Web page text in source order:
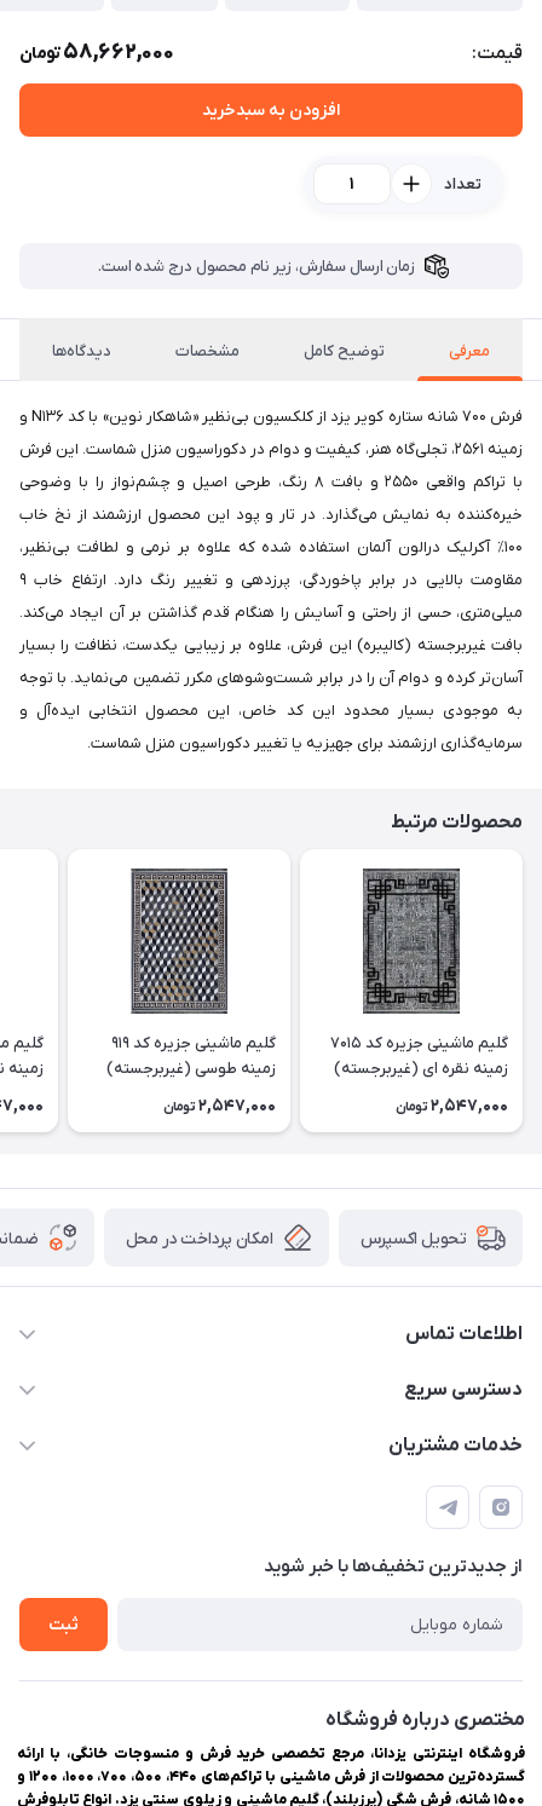
قیمت: 58,662,000تومان
افزودن به سبدخرید
تعداد
زمان ارسال سفارش، زیر نام محصول درج شده است.
معرفی توضیح کامل مشخصات دیدگاه‌ها
فرش 700 شانه ستاره کویر یزد از کلکسیون بی‌نظیر «شاهکار نوین» با کد N136 و
زمینه 2561، تجلی‌گاه هنر، کیفیت و دوام در دکوراسیون منزل شماست. این فرش
با تراکم واقعی 2550 و بافت 8 رنگ، طرحی اصیل و چشم‌نواز را با وضوحی
خیره‌کننده به نمایش می‌گذارد. در تار و پود این محصول ارزشمند از نخ خاب
100٪ آکرلیک درالون آلمان استفاده شده که علاوه بر نرمی و لطافت بی‌نظیر،
مقاومت بالایی در برابر پاخوردگی، پرزدهی و تغییر رنگ دارد. ارتفاع خاب 9
میلی‌متری، حسی از راحتی و آسایش را هنگام قدم گذاشتن بر آن ایجاد می‌کند.
بافت غیربرجسته (کالیبره) این فرش، علاوه بر زیبایی یکدست، نظافت را بسیار
آسان‌تر کرده و دوام آن را در برابر شست‌وشوهای مکرر تضمین می‌نماید. با توجه
به موجودی بسیار محدود این کد خاص، این محصول انتخابی ایده‌آل و
سرمایه‌گذاری ارزشمند برای جهیزیه یا تغییر دکوراسیون منزل شماست.
محصولات مرتبط
گلیم ماشینی جزیره کد 7015
زمینه نقره ای (غیربرجسته)
2,547,000 تومان
گلیم ماشینی جزیره کد 919
زمینه طوسی (غیربرجسته)
2,547,000 تومان
زمینه
تحویل اکسپرس امکان پرداخت در محل
اطلاعات تماس
03538252575
اینترنتی یزدانا
دسترسی سریع
حساب کاربری
لیست محصولات
درباره ما
خدمات مشتریان
راهنمای ثبت سفارش
حریم خصوصی
سوالات متداول
از جدید‌ترین تخفیف‌ها با‌ خبر شوید
ثبت
مختصری درباره فروشگاه
فروشگاه اینترنتی یزدانا، مرجع تخصصی خرید فرش و منسوجات خانگی، با ارائه
گسترده‌ترین محصولات از فرش ماشینی با تراکم‌های ۴۴۰، ۵۰۰، ۷۰۰، ۱۰۰۰، ۱۲۰۰ و
۱۵۰۰ شانه، فرش شگی (پرزبلند)، گلیم ماشینی و زیلوی سنتی یزد. انواع تابلوفرش